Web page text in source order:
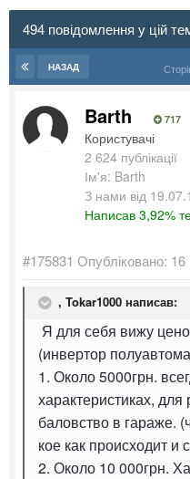
494 повідомлення у цій
НАЗАД
Barth 717
Користувачі
2 624 публікації
Ім'я: Barth
З нами від
Написав 3,92%
#175831 Опубліковано: 16
, Tokar1000 написав:
Я для себя вижу
(инвертор
1. Около 5000грн.
характеристиках,
баловство в гараже.
кое как происходит и
2. Около 10 000грн.